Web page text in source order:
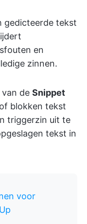
gedicteerde tekst
en
zinnen.
de Snippet
blokken tekst
triggerzin uit te
tekst in
voor